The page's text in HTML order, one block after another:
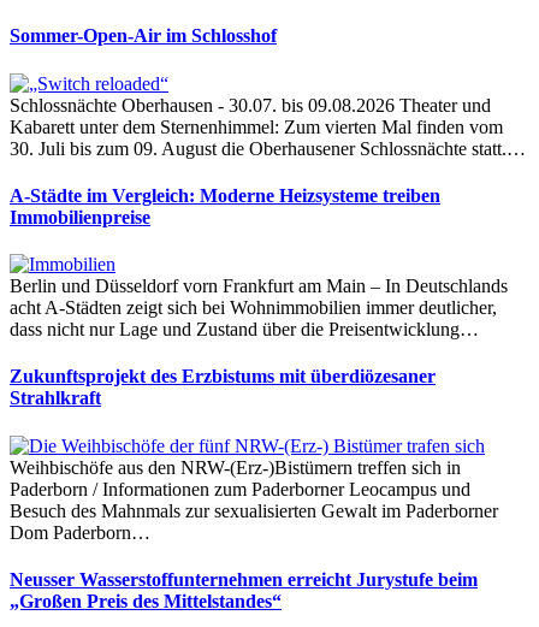
Sommer-Open-Air im Schlosshof
Schlossnächte Oberhausen - 30.07. bis 09.08.2026 Theater und
Kabarett unter dem Sternenhimmel: Zum vierten Mal finden vom
30. Juli bis zum 09. August die Oberhausener Schlossnächte statt.…
A-Städte im Vergleich: Moderne Heizsysteme treiben
Immobilienpreise
Berlin und Düsseldorf vorn Frankfurt am Main – In Deutschlands
acht A-Städten zeigt sich bei Wohnimmobilien immer deutlicher,
dass nicht nur Lage und Zustand über die Preisentwicklung…
Zukunftsprojekt des Erzbistums mit überdiözesaner
Strahlkraft
Weihbischöfe aus den NRW-(Erz-)Bistümern treffen sich in
Paderborn / Informationen zum Paderborner Leocampus und
Besuch des Mahnmals zur sexualisierten Gewalt im Paderborner
Dom Paderborn…
Neusser Wasserstoffunternehmen erreicht Jurystufe beim
„Großen Preis des Mittelstandes“